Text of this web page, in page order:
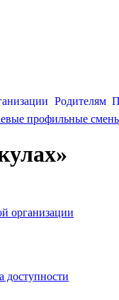
Родителям
профильные
организации
доступности